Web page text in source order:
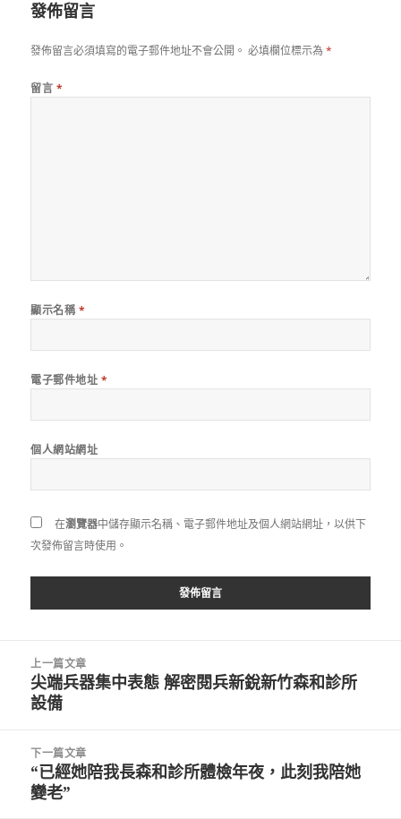
發佈留言
發佈留言必須填寫的電子郵件地址不會公開。 必填欄位標示為*
留言 *
顯示名稱 *
電子郵件地址 *
個人網站網址
在瀏覽器中儲存顯示名稱、電子郵件地址及個人網站網址，以供下
次發佈留言時使用。
上一篇文章
上
一
文
章:
尖端兵器集中表態 解密閱兵新銳新竹森和診所
設備
下一篇文章
下
一
“已經她陪我長森和診所體檢年夜，此刻我陪她
變老”